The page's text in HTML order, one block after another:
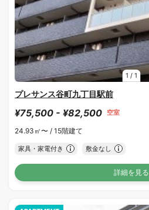
1 / 1
プレサンス谷町九丁目駅前
¥75,500 - ¥82,500 空室
24.93㎡〜 / 15階建て
家具・家電付き 敷金なし
詳細を見る